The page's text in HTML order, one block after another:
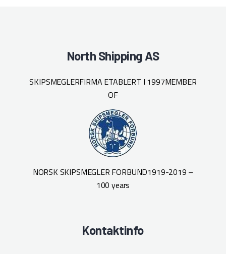
North Shipping AS
SKIPSMEGLERFIRMA ETABLERT I 1997MEMBER
OF
NORSK SKIPSMEGLER FORBUND1919-2019 –
100 years
Kontaktinfo